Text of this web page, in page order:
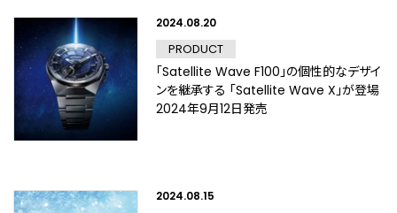
2024.08.20
PRODUCT
「Satellite Wave F100」の個性的なデザイ
ンを継承する 「Satellite Wave X」が登場
2024年9月12日発売
2024.08.15